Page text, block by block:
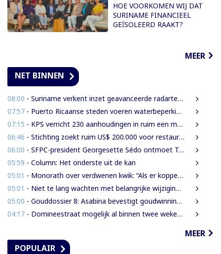
HOE VOORKOMEN WIJ DAT
SURINAME FINANCIEEL
GEÏSOLEERD RAAKT?
MEER
NET BINNEN
08:00 - Suriname verkent inzet geavanceerde radartechnologie uit Brazilië tegen grenscriminaliteit
07:57 - Puerto Ricaanse steden voeren waterbeperkingen in tijdens recorddroogte
07:15 - KPS verricht 230 aanhoudingen in ruim een maand
06:46 - Stichting zoekt ruim US$ 200.000 voor restauratie woning Nola Hatterman
06:00 - SFPC-president Georgesette Sédo ontmoet Turkse president Erdoğan
05:59 - Column: Het onderste uit de kan
05:01 - Monorath over verdwenen kwik: “Als er koppen moeten rollen, dan moeten die rollen”
05:01 - Niet te lang wachten met belangrijke wijzigingen van de Grondwet
05:00 - Gouddossier 8: Asabina bevestigt goudwinning op bodem Surinamerivier: Concessie voor riviergrind
04:17 - Domineestraat mogelijk al binnen twee weken weer open
MEER
POPULAIR